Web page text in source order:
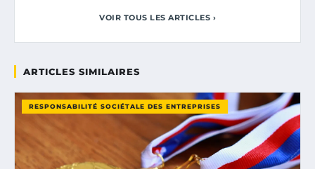
VOIR TOUS LES ARTICLES ›
ARTICLES SIMILAIRES
RESPONSABILITÉ SOCIÉTALE DES ENTREPRISES